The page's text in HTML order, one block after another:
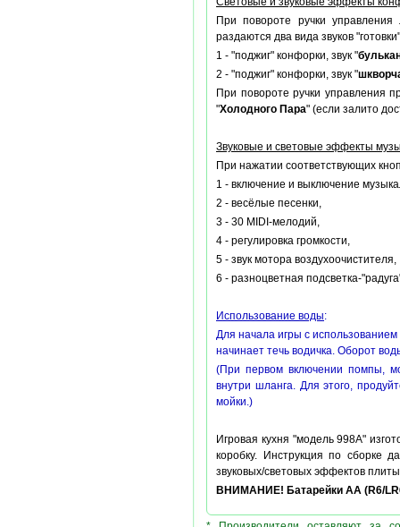
При повороте ручки
раздаются два вида звуков
1 - "поджиг" конфорки, звук "
2 - "поджиг" конфорки, звук "
При повороте ручки управления
"Холодного Пара" (если залито
Звуковые и световые эффекты
При нажатии соответствующих
1 - включение и выключение
2 - весёлые песенки,
3 - 30 MIDI-мелодий,
4 - регулировка громкости,
5 - звук мотора воздухоочистителя,
6 - разноцветная подсветка-
Использование воды:
Для начала игры с
начинает течь водичка. Оборот
(При первом включении помпы,
внутри шланга. Для этого,
мойки.)
Игровая кухня "модель 998А"
коробку. Инструкция по сборке
звуковых/световых эффектов
ВНИМАНИЕ! Батарейки АА (R6/